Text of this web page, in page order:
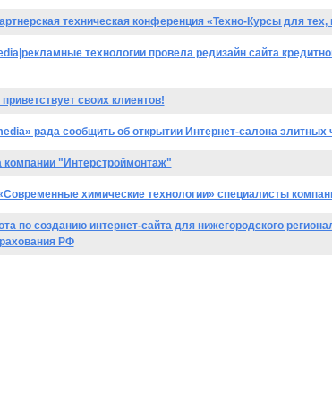
техническая конференция «Техно-Курсы для тех,
технологии провела редизайн сайта
своих клиентов!
рада сообщить об открытии Интернет-салона элитных
компании "Интерстроймонтаж"
химические технологии» специалисты
по созданию интернет-сайта для нижегородского
РФ